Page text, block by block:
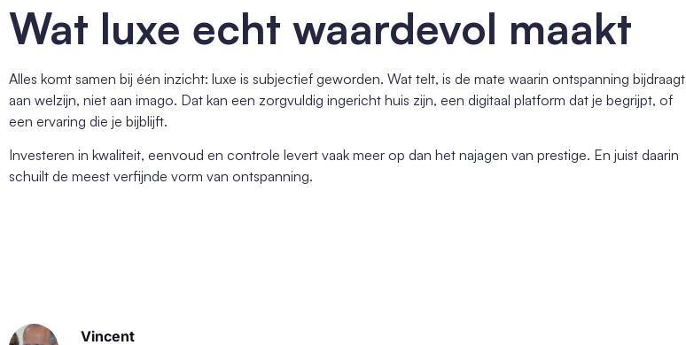
Wat luxe echt waardevol maakt
Alles komt samen bij één inzicht: luxe is subjectief geworden. Wat telt, is de mate waarin ontspanning bijdraagt
aan welzijn, niet aan imago. Dat kan een zorgvuldig ingericht huis zijn, een digitaal platform dat je begrijpt, of
een ervaring die je bijblijft.
Investeren in kwaliteit, eenvoud en controle levert vaak meer op dan het najagen van prestige. En juist daarin
schuilt de meest verfijnde vorm van ontspanning.
Vincent